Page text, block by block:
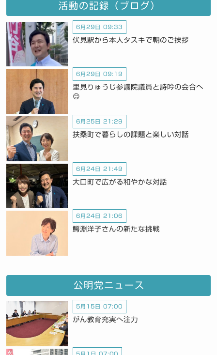
活動の記録（ブログ）
6月29日 09:33
伏見駅から本人タスキで朝のご挨拶
6月29日 09:19
里見りゅうじ参議院議員と詩吟の会合へ
😊
6月25日 21:29
扶桑町で暮らしの課題と楽しい対話
6月24日 21:49
大口町で広がる和やかな対話
6月24日 21:06
鰐淵洋子さんの新たな挑戦
公明党ニュース
5月15日 07:00
がん教育充実へ注力
5月1日 07:00